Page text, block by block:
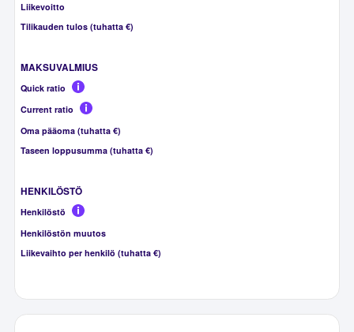
Liikevoitto
Tilikauden tulos (tuhatta €)
MAKSUVALMIUS
Quick ratio
Current ratio
Oma pääoma (tuhatta €)
Taseen loppusumma (tuhatta €)
HENKILÖSTÖ
Henkilöstö
Henkilöstön muutos
Liikevaihto per henkilö (tuhatta €)